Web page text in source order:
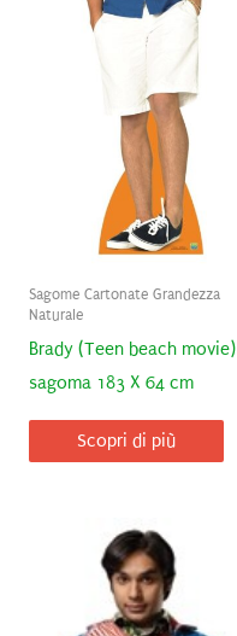
Sagome Cartonate Grandezza
Naturale
Brady (Teen beach movie)
sagoma 183 X 64 cm
Scopri di più